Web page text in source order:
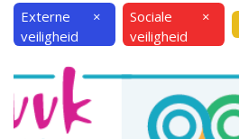
Externe
veiligheid
×
Sociale
veiligheid
×